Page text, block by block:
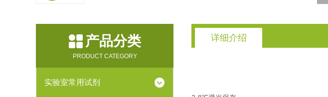
产品分类
PRODUCT CATEGORY
实验室常用试剂
详细介绍